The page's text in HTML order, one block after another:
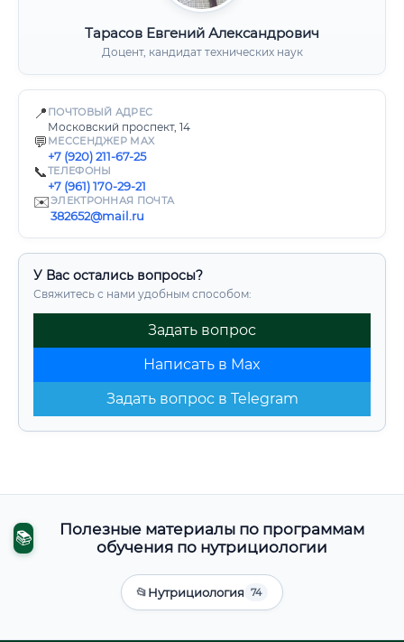
Тарасов Евгений Александрович
Доцент, кандидат технических наук
📍 ПОЧТОВЫЙ АДРЕС
Московский проспект, 14
💬 МЕССЕНДЖЕР MAX
+7 (920) 211-67-25
📞ТЕЛЕФОНЫ
+7 (961) 170-29-21
✉️ЭЛЕКТРОННАЯ ПОЧТА
382652@mail.ru
У Вас остались вопросы?
Свяжитесь с нами удобным способом:
Задать вопрос
Написать в Max
Задать вопрос в Telegram
📚
Полезные материалы по программам
обучения по нутрициологии
📂Нутрициология 74